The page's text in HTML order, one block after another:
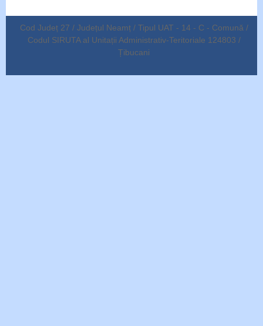
Cod Județ 27 / Județul Neamț / Tipul UAT - 14 - C - Comună /
Codul SIRUTA al Unitații Administrativ-Teritoriale 124803 /
Țibucani